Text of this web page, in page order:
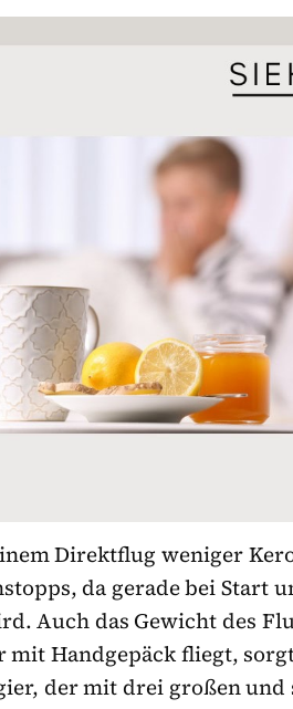
Direktflug weniger
da gerade bei Start
Auch das Gewicht des
mit Handgepäck fliegt,
der mit drei großen